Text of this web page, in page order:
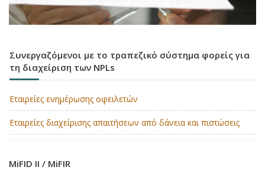
Συνεργαζόμενοι με το τραπεζικό σύστημα φορείς για
τη διαχείριση των NPLs
Εταιρείες ενημέρωσης οφειλετών
Εταιρείες διαχείρισης απαιτήσεων από δάνεια και πιστώσεις
MiFID II / MiFIR